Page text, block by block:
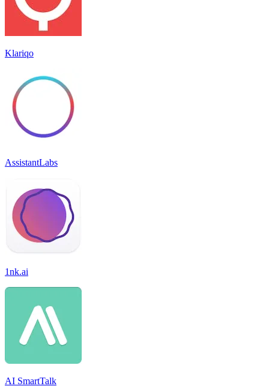
Klariqo
AssistantLabs
1nk.ai
AI SmartTalk